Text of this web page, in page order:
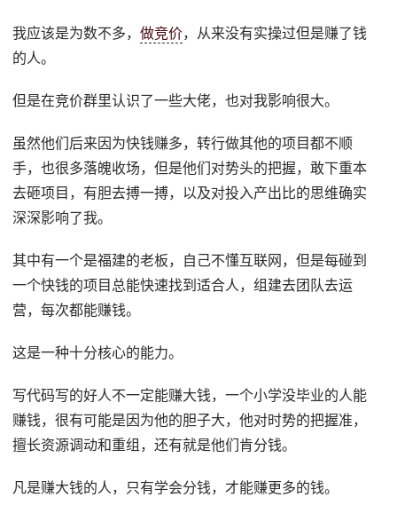
我应该是为数不多，做竞价，从来没有实操过但是赚了钱
的人。
但是在竞价群里认识了一些大佬，也对我影响很大。
虽然他们后来因为快钱赚多，转行做其他的项目都不顺
手，也很多落魄收场，但是他们对势头的把握，敢下重本
去砸项目，有胆去搏一搏，以及对投入产出比的思维确实
深深影响了我。
其中有一个是福建的老板，自己不懂互联网，但是每碰到
一个快钱的项目总能快速找到适合人，组建去团队去运
营，每次都能赚钱。
这是一种十分核心的能力。
写代码写的好人不一定能赚大钱，一个小学没毕业的人能
赚钱，很有可能是因为他的胆子大，他对时势的把握准，
擅长资源调动和重组，还有就是他们肯分钱。
凡是赚大钱的人，只有学会分钱，才能赚更多的钱。